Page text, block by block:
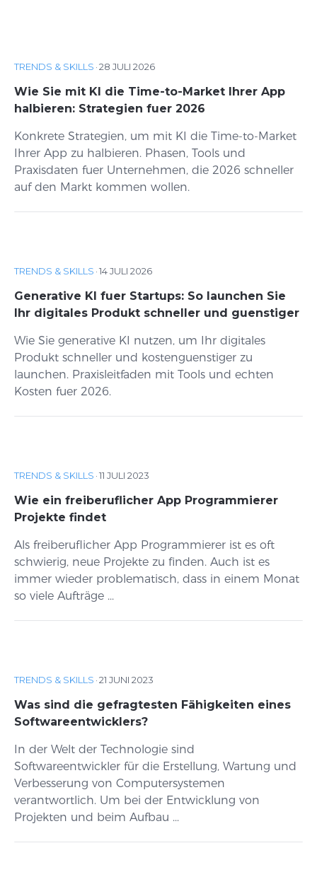
TRENDS & SKILLS ·28 JULI 2026
Wie Sie mit KI die Time-to-Market Ihrer App
halbieren: Strategien fuer 2026
Konkrete Strategien, um mit KI die Time-to-Market
Ihrer App zu halbieren. Phasen, Tools und
Praxisdaten fuer Unternehmen, die 2026 schneller
auf den Markt kommen wollen.
TRENDS & SKILLS ·14 JULI 2026
Generative KI fuer Startups: So launchen Sie
Ihr digitales Produkt schneller und guenstiger
Wie Sie generative KI nutzen, um Ihr digitales
Produkt schneller und kostenguenstiger zu
launchen. Praxisleitfaden mit Tools und echten
Kosten fuer 2026.
TRENDS & SKILLS ·11 JULI 2023
Wie ein freiberuflicher App Programmierer
Projekte findet
Als freiberuflicher App Programmierer ist es oft
schwierig, neue Projekte zu finden. Auch ist es
immer wieder problematisch, dass in einem Monat
so viele Aufträge ...
TRENDS & SKILLS ·21 JUNI 2023
Was sind die gefragtesten Fähigkeiten eines
Softwareentwicklers?
In der Welt der Technologie sind
Softwareentwickler für die Erstellung, Wartung und
Verbesserung von Computersystemen
verantwortlich. Um bei der Entwicklung von
Projekten und beim Aufbau ...